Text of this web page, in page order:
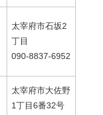
太宰府市石坂2
丁目
090-8837-6952
太宰府市大佐野
1丁目6番32号